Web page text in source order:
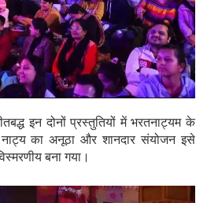
इन दोनों प्रस्तुतियों में भरतनाट्यम के
का अनूठा और शानदार संयोजन इसे
बना गया।